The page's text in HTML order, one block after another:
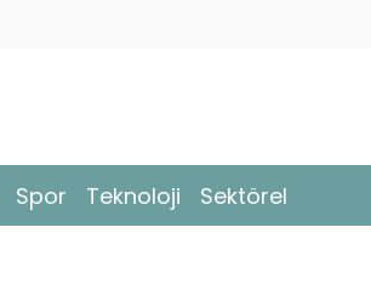
Spor Teknoloji Sektörel